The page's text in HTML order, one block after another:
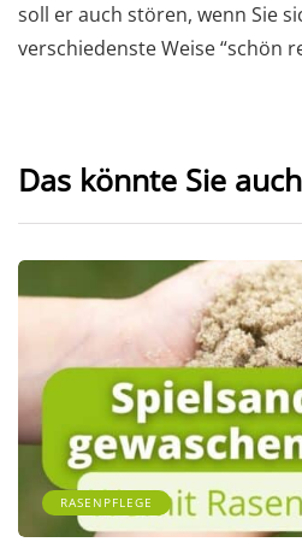
soll er auch stören, wenn Sie
verschiedenste Weise “schön
Das könnte Sie
RASENPFLEGE